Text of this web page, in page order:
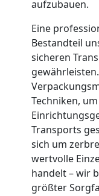
aufzubauen.
Eine
Bestandteil
sicheren
Techniken,
Transports
sich um
wertvolle
handelt – wir
größter
und
Full-
Service-
Umzug